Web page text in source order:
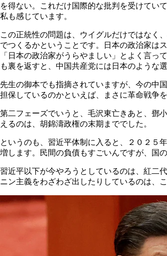
を得ない。これだけ国際的な批判を受けてい
私も感じています。
この正統性の問題は、ウイグルだけではなく
でつくるかということです。日本の政治家は
「日本の政治家がうらやましい」とよく言
も裏を返すと、中国共産党には日本のような
先生の御本でも指摘されていますが、今の中
担保しているのかといえば、まさに革命戦争
第二フェーズでいうと、毛沢東亡きあと、鄧
えるのは、胡錦濤政権の末期まででした。
というのも、習近平体制に入ると、２０２５
増します。民間の負債もすごいんですが、国
習近平以下が今やろうとしているのは、紅二
ニン主義をわざわざ出したりしているのは、